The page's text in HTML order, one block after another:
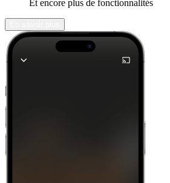
Et encore plus de fonctionnalités